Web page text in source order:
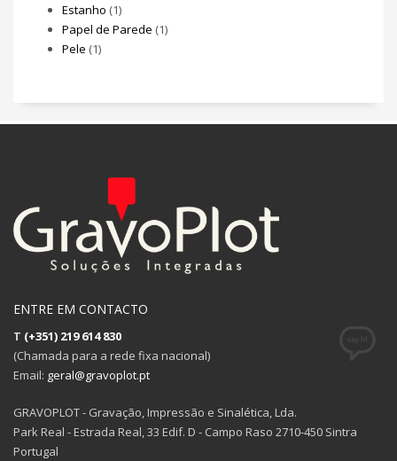
Estanho (1)
Papel de Parede (1)
Pele (1)
ENTRE EM CONTACTO
T (+351) 219 614 830
(Chamada para a rede fixa nacional)
Email: geral@gravoplot.pt
GRAVOPLOT - Gravação, Impressão e Sinalética, Lda.
Park Real - Estrada Real, 33 Edif. D - Campo Raso 2710-450 Sintra
Portugal